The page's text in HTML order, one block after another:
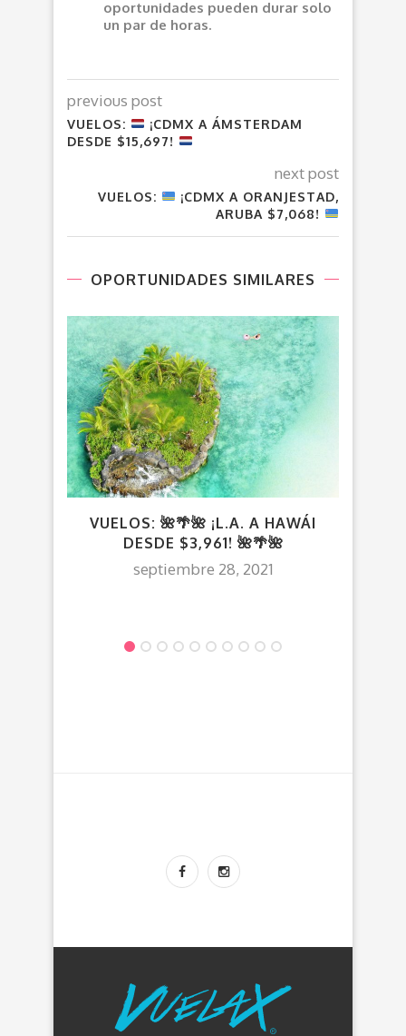
oportunidades pueden durar solo
un par de horas.
previous post
VUELOS:
¡CDMX A ÁMSTERDAM
DESDE $15,697!
next post
VUELOS:
¡CDMX A ORANJESTAD,
ARUBA $7,068!
OPORTUNIDADES SIMILARES
VUELOS: 🌺🌴🌺 ¡L.A. A HAWÁI
DESDE $3,961! 🌺🌴🌺
septiembre 28, 2021